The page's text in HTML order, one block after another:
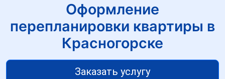
Оформление
перепланировки квартиры в
Красногорске
Заказать услугу